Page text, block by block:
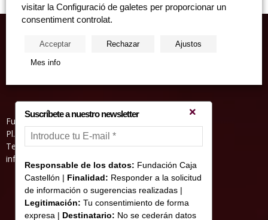
Fundació Caixa Castelló • Casa Abadía
Pl. de l’Herba, s/nº. 12001 Castelló de la Plana
Telèfon 964 232 551 • Fax 964 231 550
informacion@fundacioncajacastellon.es
Suscríbete a nuestro newsletter
Responsable de los datos: Fundación Caja
Castellón | Finalidad: Responder a la solicitud
de información o sugerencias realizadas |
Legitimación: Tu consentimiento de forma
expresa | Destinatario: No se cederán datos
visitar la Configuració de galetes per proporcionar un
consentiment controlat.
Acceptar Rechazar Ajustos
Mes info